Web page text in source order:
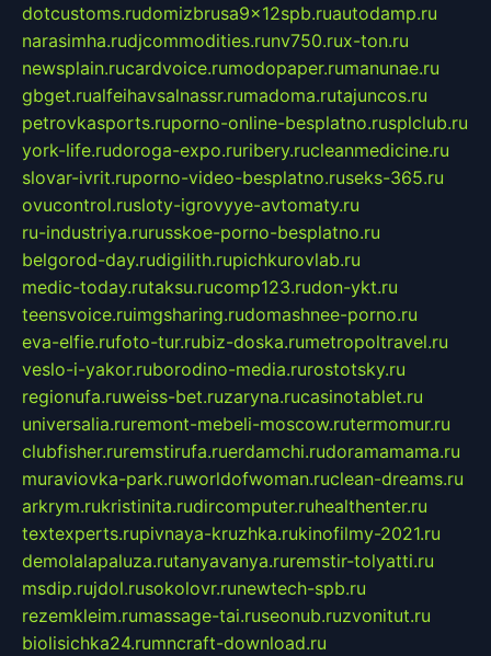
dotcustoms.rudomizbrusa9x12spb.ruautodamp.ru
narasimha.rudjcommodities.runv750.rux-ton.ru
newsplain.rucardvoice.rumodopaper.rumanunae.ru
gbget.rualfeihavsalnassr.rumadoma.rutajuncos.ru
petrovkasports.ruporno-online-besplatno.rusplclub.ru
york-life.rudoroga-expo.ruribery.rucleanmedicine.ru
slovar-ivrit.ruporno-video-besplatno.ruseks-365.ru
ovucontrol.rusloty-igrovyye-avtomaty.ru
ru-industriya.rurusskoe-porno-besplatno.ru
belgorod-day.rudigilith.rupichkurovlab.ru
medic-today.rutaksu.rucomp123.rudon-ykt.ru
teensvoice.ruimgsharing.rudomashnee-porno.ru
eva-elfie.rufoto-tur.rubiz-doska.rumetropoltravel.ru
veslo-i-yakor.ruborodino-media.rurostotsky.ru
regionufa.ruweiss-bet.ruzaryna.rucasinotablet.ru
universalia.ruremont-mebeli-moscow.rutermomur.ru
clubfisher.ruremstirufa.ruerdamchi.rudoramamama.ru
muraviovka-park.ruworldofwoman.ruclean-dreams.ru
arkrym.rukristinita.rudircomputer.ruhealthenter.ru
textexperts.rupivnaya-kruzhka.rukinofilmy-2021.ru
demolalapaluza.rutanyavanya.ruremstir-tolyatti.ru
msdip.rujdol.rusokolovr.runewtech-spb.ru
rezemkleim.rumassage-tai.ruseonub.ruzvonitut.ru
biolisichka24.rumncraft-download.ru